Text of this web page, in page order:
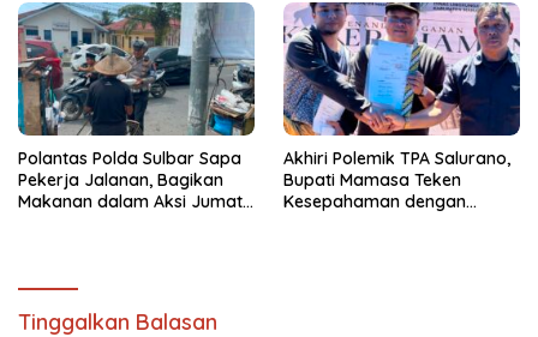
Polantas Polda Sulbar Sapa
Pekerja Jalanan, Bagikan
Makanan dalam Aksi Jumat
Akhiri Polemik TPA Salurano,
Bupati Mamasa Teken
Kesepahaman dengan
Tinggalkan Balasan